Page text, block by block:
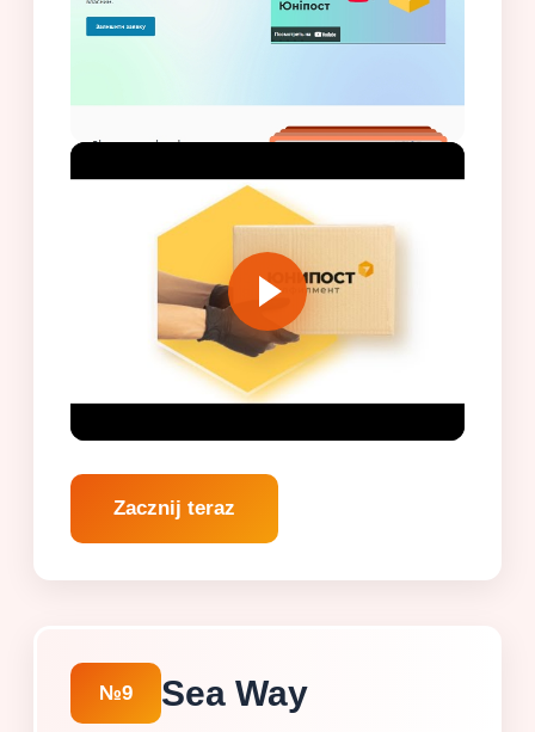
Zacznij teraz
№9 Sea Way